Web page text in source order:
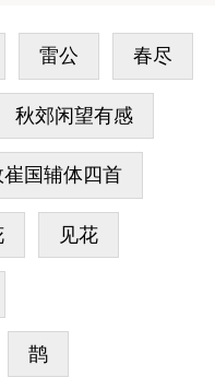
雷公 春尽
秋郊闲望有感
崔国辅体四首
见花
鹊